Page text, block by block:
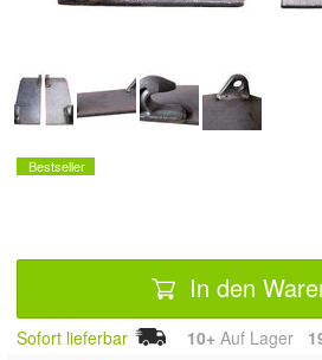
Bestseller
In den
Sofort lieferbar 10+ Auf Lager